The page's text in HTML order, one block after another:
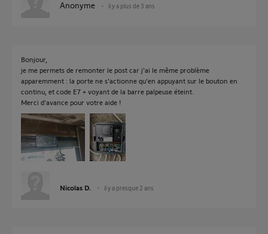
Anonyme il y a plus de 3 ans
Bonjour,
je me permets de remonter le post car j'ai le même problème
apparemment : la porte ne s'actionne qu'en appuyant sur le bouton en
continu, et code E7 + voyant de la barre palpeuse éteint.
Merci d'avance pour votre aide !
Nicolas D. il y a presque 2 ans